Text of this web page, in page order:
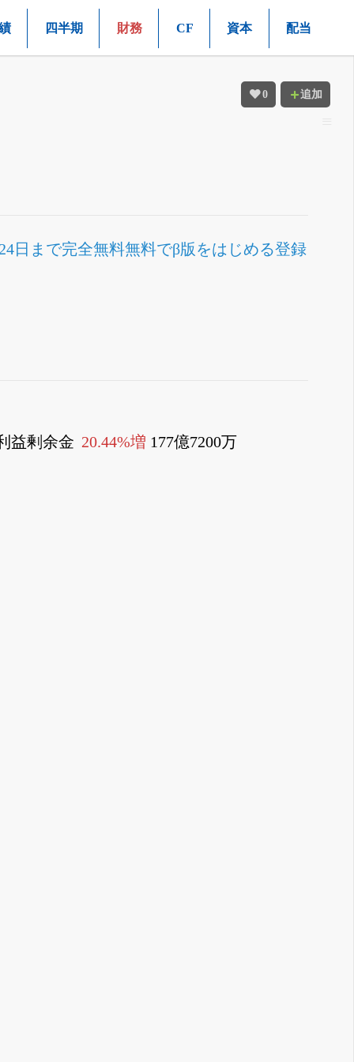
四半期 財務 CF 資本 配当
0 追加
日まで完全無料無料でβ版をはじめる登録
益剰余金 20.44%増 177億7200万